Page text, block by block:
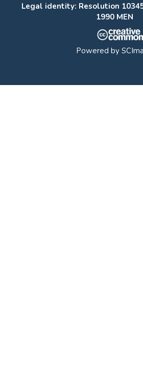
Legal identity: Resolution
1990 MEN
Powered by